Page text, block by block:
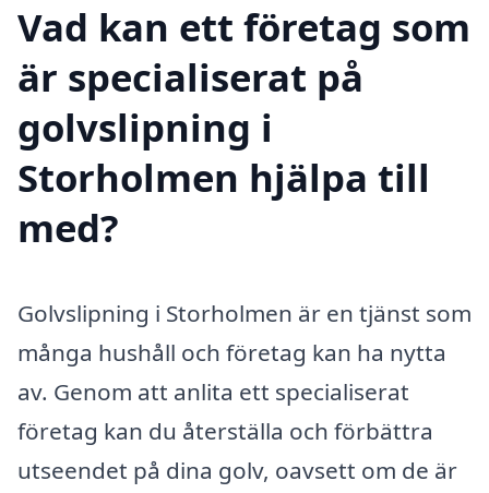
Vad kan ett företag som
är specialiserat på
golvslipning i
Storholmen hjälpa till
med?
Golvslipning i Storholmen är en tjänst som
många hushåll och företag kan ha nytta
av. Genom att anlita ett specialiserat
företag kan du återställa och förbättra
utseendet på dina golv, oavsett om de är